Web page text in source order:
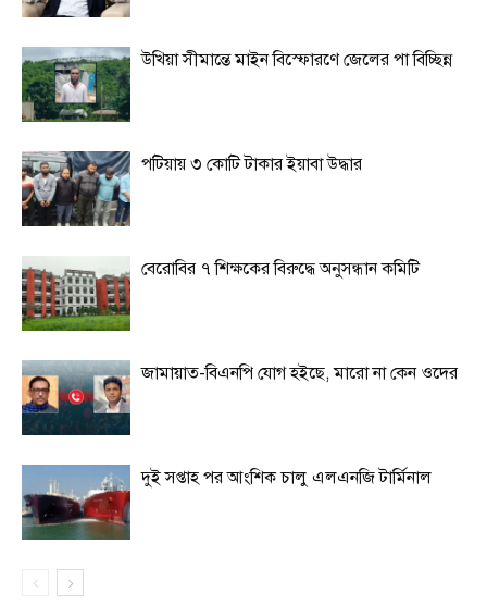
উখিয়া সীমান্তে মাইন বিস্ফোরণে জেলের পা বিচ্ছিন্ন
পটিয়ায় ৩ কোটি টাকার ইয়াবা উদ্ধার
বেরোবির ৭ শিক্ষকের বিরুদ্ধে অনুসন্ধান কমিটি
জামায়াত-বিএনপি যোগ হইছে, মারো না কেন ওদের
দুই সপ্তাহ পর আংশিক চালু এলএনজি টার্মিনাল